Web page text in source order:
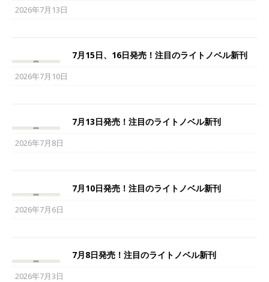
2026年7月13日
7月15日、16日発売！注目のライトノベル新刊
2026年7月10日
7月13日発売！注目のライトノベル新刊
2026年7月8日
7月10日発売！注目のライトノベル新刊
2026年7月6日
7月8日発売！注目のライトノベル新刊
2026年7月3日